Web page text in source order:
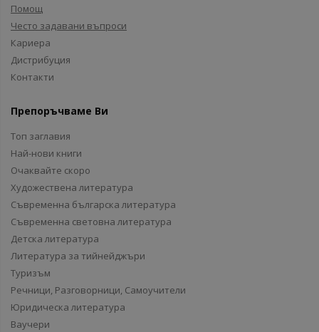
Помощ
Често задавани въпроси
Кариера
Дистрибуция
Контакти
Препоръчваме Ви
Топ заглавия
Най-нови книги
Очаквайте скоро
Художествена литература
Съвременна българска литература
Съвременна световна литература
Детска литература
Литература за тийнейджъри
Туризъм
Речници, Разговорници, Самоучители
Юридическа литература
Ваучери